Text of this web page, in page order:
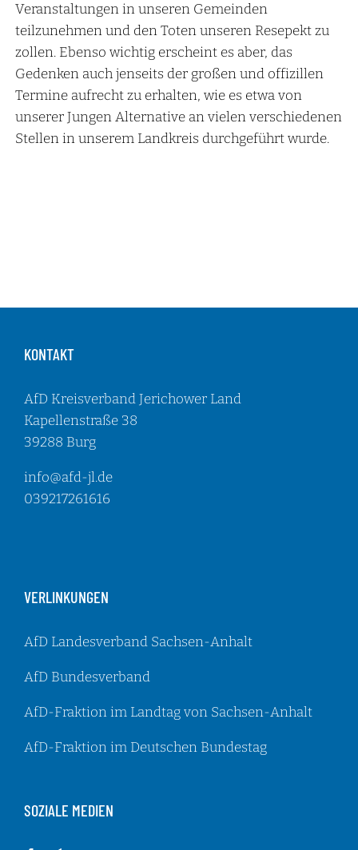
Veranstaltungen in unseren Gemeinden
teilzunehmen und den Toten unseren Resepekt zu
zollen. Ebenso wichtig erscheint es aber, das
Gedenken auch jenseits der großen und offizillen
Termine aufrecht zu erhalten, wie es etwa von
unserer Jungen Alternative an vielen verschiedenen
Stellen in unserem Landkreis durchgeführt wurde.
KONTAKT
AfD Kreisverband Jerichower Land
Kapellenstraße 38
39288 Burg
info@afd-jl.de
039217261616
VERLINKUNGEN
AfD Landesverband Sachsen-Anhalt
AfD Bundesverband
AfD-Fraktion im Landtag von Sachsen-Anhalt
AfD-Fraktion im Deutschen Bundestag
SOZIALE MEDIEN